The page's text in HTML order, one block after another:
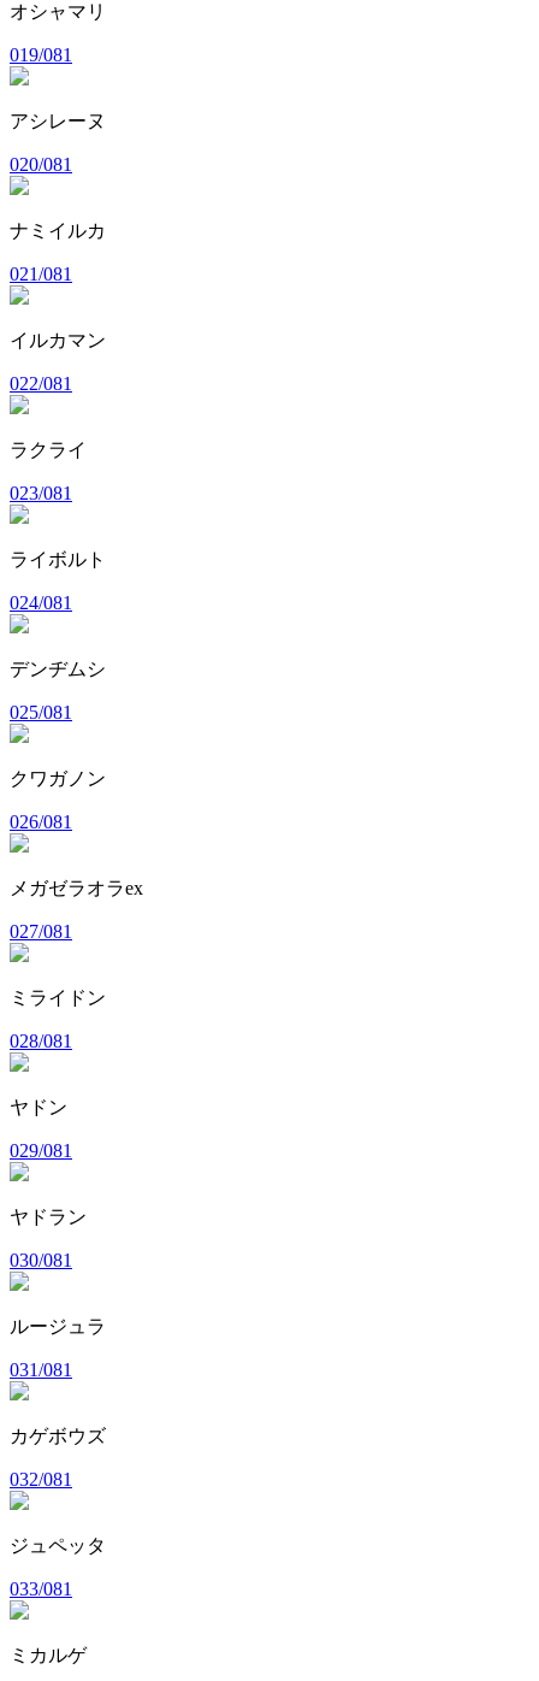
オシャマリ
019/081
アシレーヌ
020/081
ナミイルカ
021/081
イルカマン
022/081
ラクライ
023/081
ライボルト
024/081
デンヂムシ
025/081
クワガノン
026/081
メガゼラオラex
027/081
ミライドン
028/081
ヤドン
029/081
ヤドラン
030/081
ルージュラ
031/081
カゲボウズ
032/081
ジュペッタ
033/081
ミカルゲ